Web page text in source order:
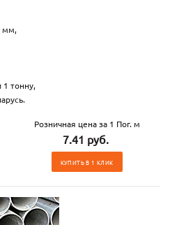
мм,
1 тонну,
Розничная цена за 1 Пог. м
7.41 руб.
КУПИТЬ В 1 КЛИК